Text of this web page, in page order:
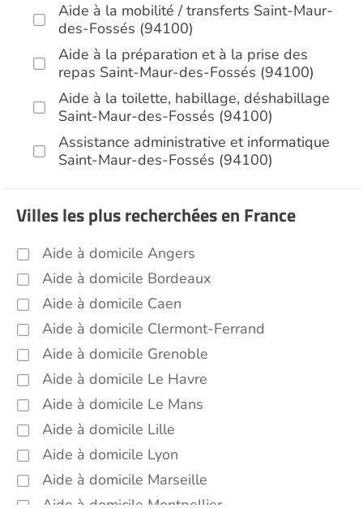
Aide à la mobilité / transferts Saint-Maur-
des-Fossés (94100)
Aide à la préparation et à la prise des
repas Saint-Maur-des-Fossés (94100)
Aide à la toilette, habillage, déshabillage
Saint-Maur-des-Fossés (94100)
Assistance administrative et informatique
Saint-Maur-des-Fossés (94100)
Garde de nuit Saint-Maur-des-Fossés
(94100)
Jardinage Saint-Maur-des-Fossés (94100)
Aide aux courses Saint-Maur-des-Fossés
(94100)
Entretien du cadre de vie, ménage,
repassage, gestion du linge Saint-Maur-
des-Fossés (94100)
Sorties (promenades, rendez-vous
médicaux...) Saint-Maur-des-Fossés
(94100)
Promenade animaux de compagnie Saint-
Maur-des-Fossés (94100)
Villes les plus recherchées en France
Aide à domicile Angers
Aide à domicile Bordeaux
Aide à domicile Caen
Aide à domicile Clermont-Ferrand
Aide à domicile Grenoble
Aide à domicile Le Havre
Aide à domicile Le Mans
Aide à domicile Lille
Aide à domicile Lyon
Aide à domicile Marseille